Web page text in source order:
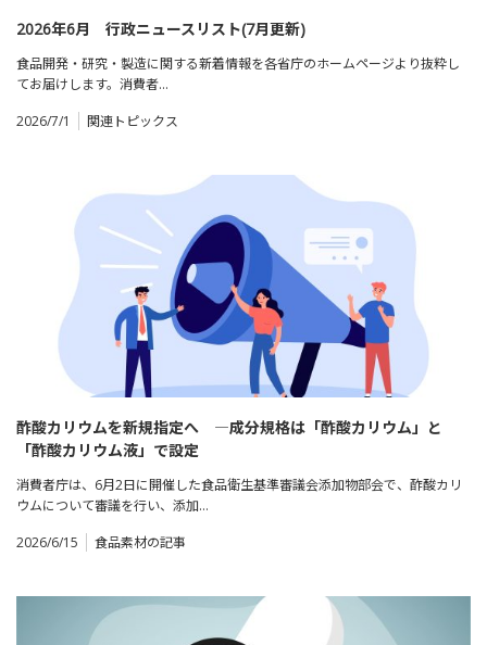
2026年6月 行政ニュースリスト(7月更新)
食品開発・研究・製造に関する新着情報を各省庁のホームページより抜粋し
てお届けします。消費者…
2026/7/1
関連トピックス
酢酸カリウムを新規指定へ ―成分規格は「酢酸カリウム」と
「酢酸カリウム液」で設定
消費者庁は、6月2日に開催した食品衛生基準審議会添加物部会で、酢酸カリ
ウムについて審議を行い、添加…
2026/6/15
食品素材の記事